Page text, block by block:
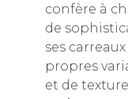
confère à
de
ses
propres
et de